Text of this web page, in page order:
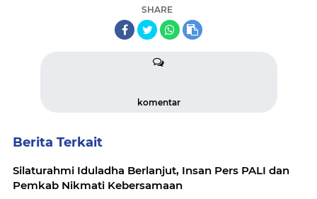
SHARE
komentar
Berita Terkait
Silaturahmi Iduladha Berlanjut, Insan Pers PALI dan
Pemkab Nikmati Kebersamaan